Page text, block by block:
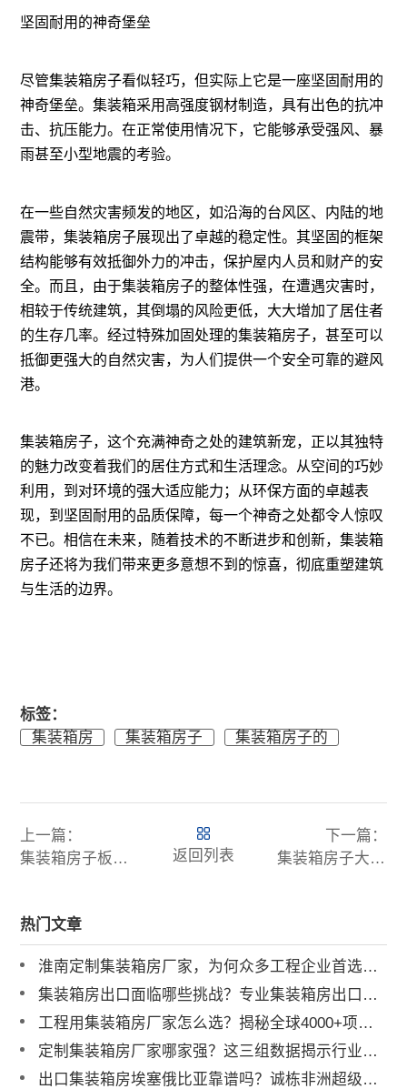
坚固耐用的神奇堡垒
尽管集装箱房子看似轻巧，但实际上它是一座坚固耐用的
神奇堡垒。集装箱采用高强度钢材制造，具有出色的抗冲
击、抗压能力。在正常使用情况下，它能够承受强风、暴
雨甚至小型地震的考验。
在一些自然灾害频发的地区，如沿海的台风区、内陆的地
震带，集装箱房子展现出了卓越的稳定性。其坚固的框架
结构能够有效抵御外力的冲击，保护屋内人员和财产的安
全。而且，由于集装箱房子的整体性强，在遭遇灾害时，
相较于传统建筑，其倒塌的风险更低，大大增加了居住者
的生存几率。经过特殊加固处理的集装箱房子，甚至可以
抵御更强大的自然灾害，为人们提供一个安全可靠的避风
港。
集装箱房子，这个充满神奇之处的建筑新宠，正以其独特
的魅力改变着我们的居住方式和生活理念。从空间的巧妙
利用，到对环境的强大适应能力；从环保方面的卓越表
现，到坚固耐用的品质保障，每一个神奇之处都令人惊叹
不已。相信在未来，随着技术的不断进步和创新，集装箱
房子还将为我们带来更多意想不到的惊喜，彻底重塑建筑
与生活的边界。
标签：
集装箱房
集装箱房子 集装箱房子的
上一篇：
集装箱房子板材选购攻略，一文全掌握
返回列表
下一篇：
集装箱房子大揭秘：超乎想象的居住新选择
热门文章
淮南定制集装箱房厂家，为何众多工程企业首选诚栋营地？
集装箱房出口面临哪些挑战？专业集装箱房出口流程与解决方案全解析
工程用集装箱房厂家怎么选？揭秘全球4000+项目背后的实力品牌
定制集装箱房厂家哪家强？这三组数据揭示行业标杆
出口集装箱房埃塞俄比亚靠谱吗？诚栋非洲超级营地案例深度解析